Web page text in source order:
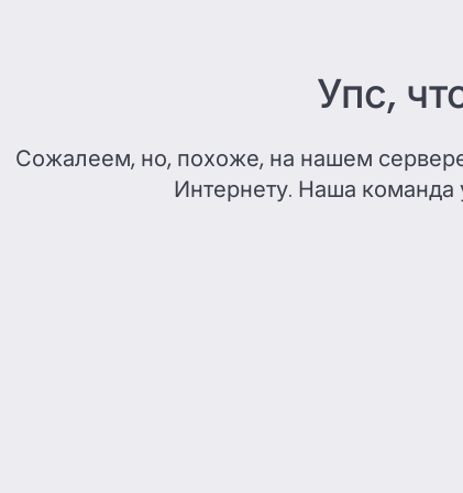
Упс,
Сожалеем, но, похоже, на нашем
Интернету. Наша команда